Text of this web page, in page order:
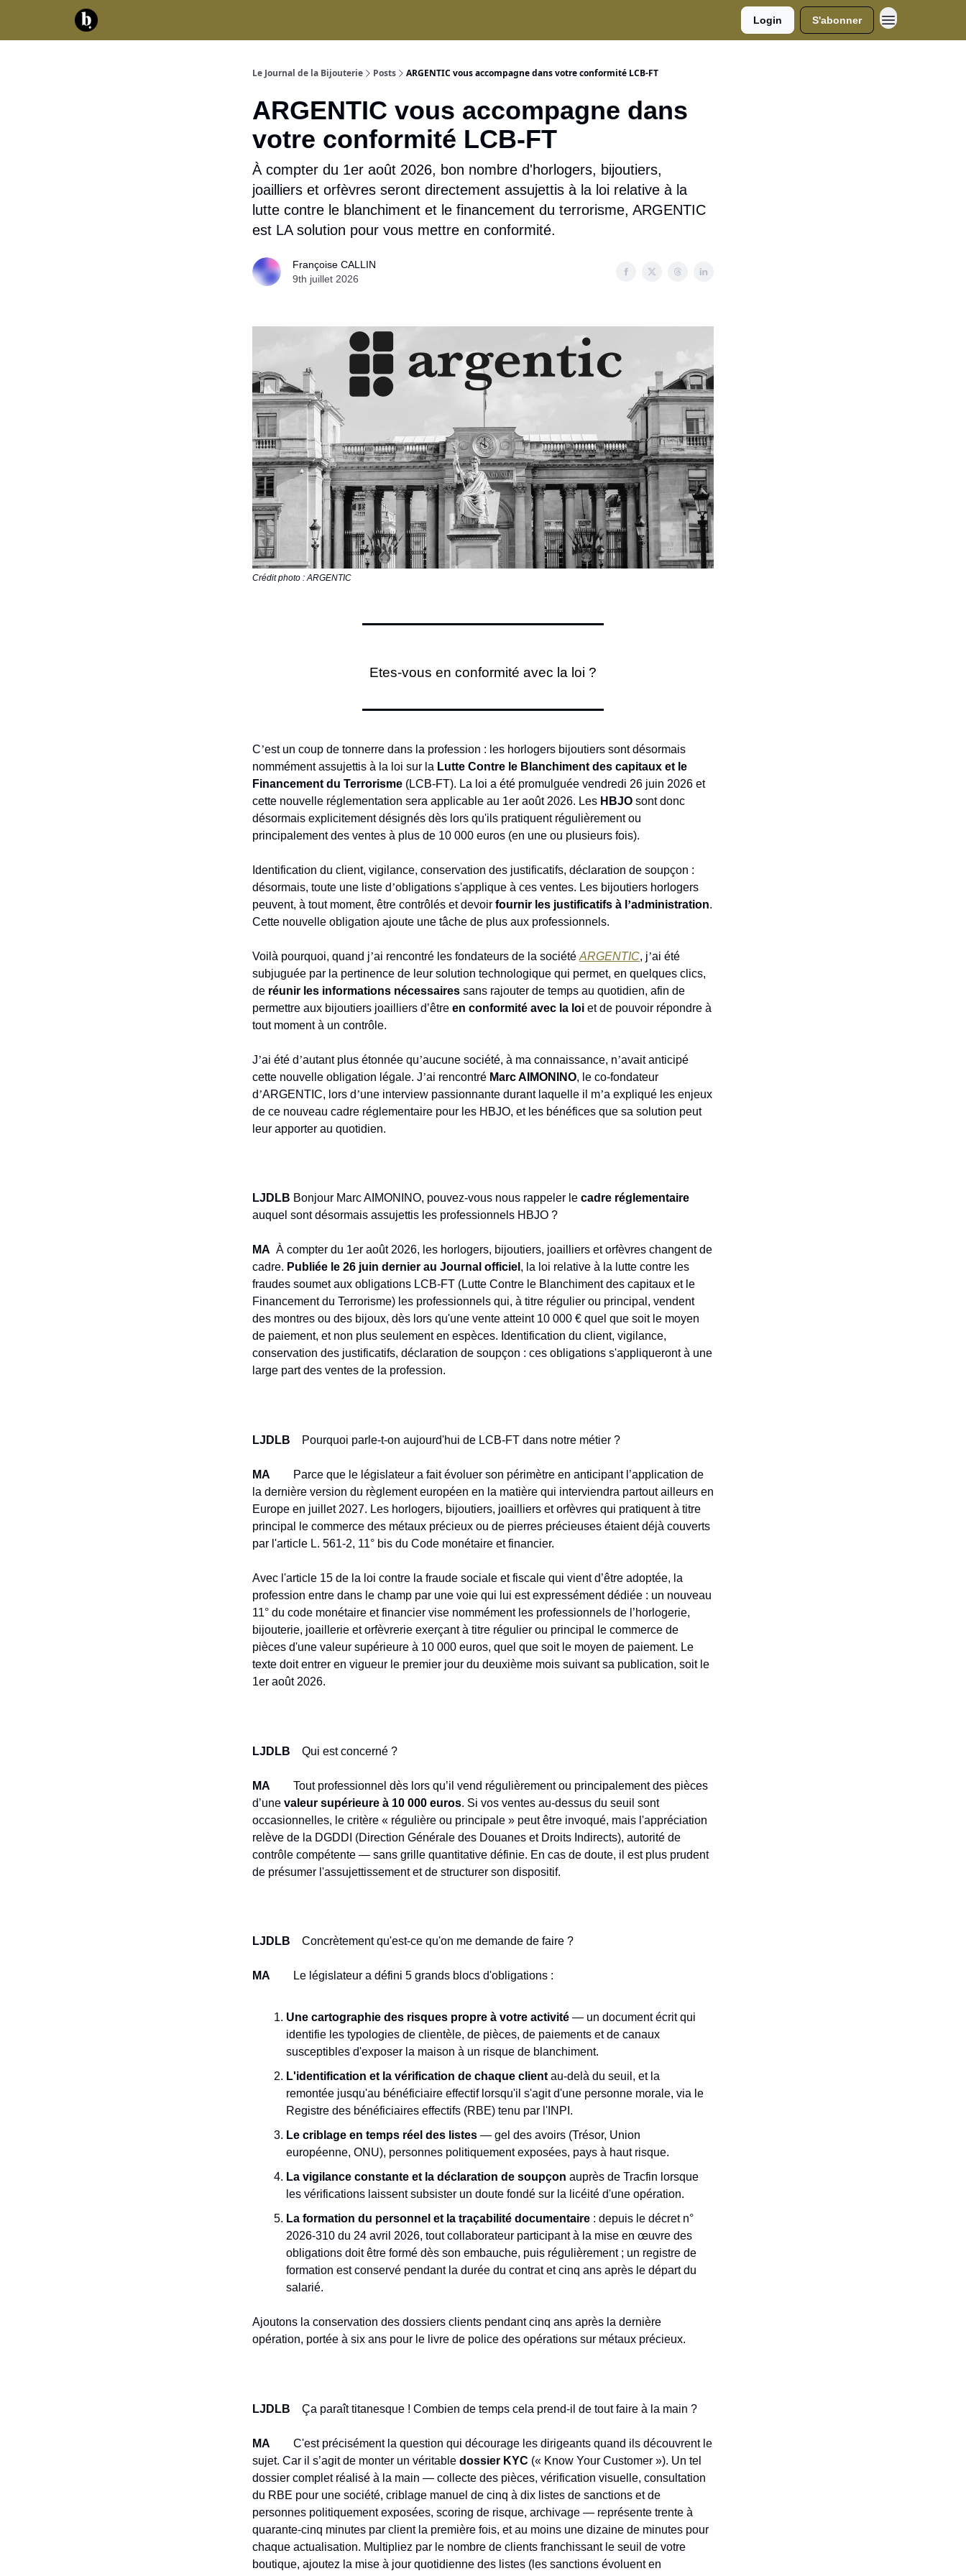
Login S'abonner
Le Journal de la Bijouterie Posts ARGENTIC vous accompagne dans votre conformité LCB-FT
ARGENTIC vous accompagne dans
votre conformité LCB-FT
À compter du 1er août 2026, bon nombre d'horlogers, bijoutiers,
joailliers et orfèvres seront directement assujettis à la loi relative à la
lutte contre le blanchiment et le financement du terrorisme, ARGENTIC
est LA solution pour vous mettre en conformité.
Françoise CALLIN
9th juillet 2026
Crédit photo : ARGENTIC
Etes-vous en conformité avec la loi ?
C’est un coup de tonnerre dans la profession : les horlogers bijoutiers sont désormais
nommément assujettis à la loi sur la Lutte Contre le Blanchiment des capitaux et le
Financement du Terrorisme (LCB-FT). La loi a été promulguée vendredi 26 juin 2026 et
cette nouvelle réglementation sera applicable au 1er août 2026. Les HBJO sont donc
désormais explicitement désignés dès lors qu'ils pratiquent régulièrement ou
principalement des ventes à plus de 10 000 euros (en une ou plusieurs fois).
Identification du client, vigilance, conservation des justificatifs, déclaration de soupçon :
désormais, toute une liste d’obligations s'applique à ces ventes. Les bijoutiers horlogers
peuvent, à tout moment, être contrôlés et devoir fournir les justificatifs à l ’administration.
Cette nouvelle obligation ajoute une tâche de plus aux professionnels.
Voilà pourquoi, quand j’ai rencontré les fondateurs de la société ARGENTIC, j’ai été
subjuguée par la pertinence de leur solution technologique qui permet, en quelques clics,
de réunir les informations nécessaires sans rajouter de temps au quotidien, afin de
permettre aux bijoutiers joailliers d’être en conformité avec la loi et de pouvoir répondre à
tout moment à un contrôle.
J’ai été d’autant plus étonnée qu’aucune société, à ma connaissance, n’avait anticipé
cette nouvelle obligation légale. J’ai rencontré Marc AIMONINO, le co-fondateur
d’ARGENTIC, lors d’une interview passionnante durant laquelle il m’a expliqué les enjeux
de ce nouveau cadre réglementaire pour les HBJO, et les bénéfices que sa solution peut
leur apporter au quotidien.
LJDLB Bonjour Marc AIMONINO, pouvez-vous nous rappeler le cadre réglementaire
auquel sont désormais assujettis les professionnels HBJO ?
MA À compter du 1er août 2026, les horlogers, bijoutiers, joailliers et orfèvres changent de
cadre. Publiée le 26 juin dernier au Journal officiel , la loi relative à la lutte contre les
fraudes soumet aux obligations LCB-FT (Lutte Contre le Blanchiment des capitaux et le
Financement du Terrorisme) les professionnels qui, à titre régulier ou principal, vendent
des montres ou des bijoux, dès lors qu'une vente atteint 10 000 € quel que soit le moyen
de paiement, et non plus seulement en espèces. Identification du client, vigilance,
conservation des justificatifs, déclaration de soupçon : ces obligations s'appliqueront à une
large part des ventes de la profession.
LJDLB Pourquoi parle-t-on aujourd'hui de LCB-FT dans notre métier ?
MA Parce que le législateur a fait évoluer son périmètre en anticipant l’application de
la dernière version du règlement européen en la matière qui interviendra partout ailleurs en
Europe en juillet 2027. Les horlogers, bijoutiers, joailliers et orfèvres qui pratiquent à titre
principal le commerce des métaux précieux ou de pierres précieuses étaient déjà couverts
par l'article L. 561-2, 11° bis du Code monétaire et financier.
Avec l'article 15 de la loi contre la fraude sociale et fiscale qui vient d’être adoptée, la
profession entre dans le champ par une voie qui lui est expressément dédiée : un nouveau
11° du code monétaire et financier vise nommément les professionnels de l’horlogerie,
bijouterie, joaillerie et orfèvrerie exerçant à titre régulier ou principal le commerce de
pièces d'une valeur supérieure à 10 000 euros, quel que soit le moyen de paiement. Le
texte doit entrer en vigueur le premier jour du deuxième mois suivant sa publication, soit le
1er août 2026.
LJDLB Qui est concerné ?
MA Tout professionnel dès lors qu’il vend régulièrement ou principalement des pièces
d’une valeur supérieure à 10 000 euros. Si vos ventes au-dessus du seuil sont
occasionnelles, le critère « régulière ou principale » peut être invoqué, mais l'appréciation
relève de la DGDDI (Direction Générale des Douanes et Droits Indirects), autorité de
contrôle compétente — sans grille quantitative définie. En cas de doute, il est plus prudent
de présumer l'assujettissement et de structurer son dispositif.
LJDLB Concrètement qu'est-ce qu'on me demande de faire ?
MA Le législateur a défini 5 grands blocs d'obligations :
Une cartographie des risques propre à votre activité — un document écrit qui
identifie les typologies de clientèle, de pièces, de paiements et de canaux
susceptibles d'exposer la maison à un risque de blanchiment.
L'identification et la vérification de chaque client au-delà du seuil, et la
remontée jusqu'au bénéficiaire effectif lorsqu'il s'agit d'une personne morale, via le
Registre des bénéficiaires effectifs (RBE) tenu par l'INPI.
Le criblage en temps réel des listes — gel des avoirs (Trésor, Union
européenne, ONU), personnes politiquement exposées, pays à haut risque.
La vigilance constante et la déclaration de soupçon auprès de Tracfin lorsque
les vérifications laissent subsister un doute fondé sur la licéité d'une opération.
La formation du personnel et la traçabilité documentaire : depuis le décret n°
2026-310 du 24 avril 2026, tout collaborateur participant à la mise en œuvre des
obligations doit être formé dès son embauche, puis régulièrement ; un registre de
formation est conservé pendant la durée du contrat et cinq ans après le départ du
salarié.
Ajoutons la conservation des dossiers clients pendant cinq ans après la dernière
opération, portée à six ans pour le livre de police des opérations sur métaux précieux.
LJDLB Ça paraît titanesque ! Combien de temps cela prend-il de tout faire à la main ?
MA
C'est précisément la question qui décourage les dirigeants quand ils découvrent le
sujet. Car il s’agit de monter un véritable dossier KYC (« Know Your Customer »). Un tel
dossier complet réalisé à la main — collecte des pièces, vérification visuelle, consultation
du RBE pour une société, criblage manuel de cinq à dix listes de sanctions et de
personnes politiquement exposées, scoring de risque, archivage — représente trente à
quarante-cinq minutes par client la première fois, et au moins une dizaine de minutes pour
chaque actualisation. Multipliez par le nombre de clients franchissant le seuil de votre
boutique, ajoutez la mise à jour quotidienne des listes (les sanctions évoluent en